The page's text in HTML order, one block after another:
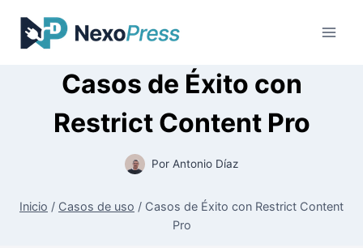
contenido
Casos de Éxito con
Restrict Content Pro
Por Antonio Díaz
Inicio / Casos de uso / Casos de Éxito con Restrict Content
Pro